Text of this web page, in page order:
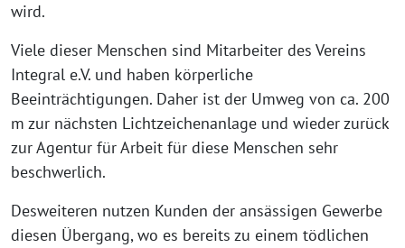
wird.
Viele dieser Menschen sind Mitarbeiter des Vereins
Integral e.V. und haben körperliche
Beeinträchtigungen. Daher ist der Umweg von ca. 200
m zur nächsten Lichtzeichenanlage und wieder zurück
zur Agentur für Arbeit für diese Menschen sehr
beschwerlich.
Desweiteren nutzen Kunden der ansässigen Gewerbe
diesen Übergang, wo es bereits zu einem tödlichen